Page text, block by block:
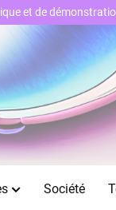
Société
et de